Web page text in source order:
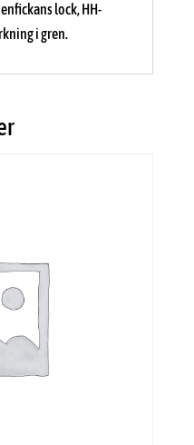
lock, HH-
i gren.